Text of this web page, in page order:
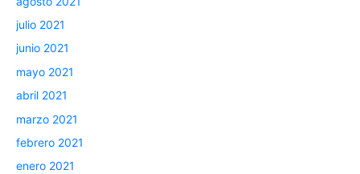
julio 2021
junio 2021
mayo 2021
abril 2021
marzo 2021
febrero 2021
enero 2021